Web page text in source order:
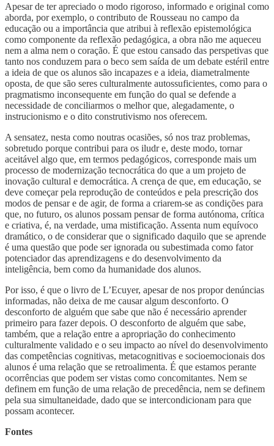
Apesar de ter apreciado o modo rigoroso, informado e original como
aborda, por exemplo, o contributo de Rousseau no campo da
educação ou a importância que atribui à reflexão epistemológica
como componente da reflexão pedagógica, a obra não me aqueceu
nem a alma nem o coração. É que estou cansado das perspetivas que
tanto nos conduzem para o beco sem saída de um debate estéril entre
a ideia de que os alunos são incapazes e a ideia, diametralmente
oposta, de que são seres culturalmente autossuficientes, como para o
pragmatismo inconsequente em função do qual se defende a
necessidade de conciliarmos o melhor que, alegadamente, o
instrucionismo e o dito construtivismo nos oferecem.
A sensatez, nesta como noutras ocasiões, só nos traz problemas,
sobretudo porque contribui para os iludr e, deste modo, tornar
aceitável algo que, em termos pedagógicos, corresponde mais um
processo de modernização tecnocrática do que a um projeto de
inovação cultural e democrática. A crença de que, em educação, se
deve começar pela reprodução de conteúdos e pela prescrição dos
modos de pensar e de agir, de forma a criarem-se as condições para
que, no futuro, os alunos possam pensar de forma autónoma, crítica
e criativa, é, na verdade, uma mistificação. Assenta num equívoco
dramático, o de considerar que o significado daquilo que se aprende
é uma questão que pode ser ignorada ou subestimada como fator
potenciador das aprendizagens e do desenvolvimento da
inteligência, bem como da humanidade dos alunos.
Por isso, é que o livro de L’Ecuyer, apesar de nos propor denúncias
informadas, não deixa de me causar algum desconforto. O
desconforto de alguém que sabe que não é necessário aprender
primeiro para fazer depois. O desconforto de alguém que sabe,
também, que a relação entre a apropriação do conhecimento
culturalmente validado e o seu impacto ao nível do desenvolvimento
das competências cognitivas, metacognitivas e socioemocionais dos
alunos é uma relação que se retroalimenta. É que estamos perante
ocorrências que podem ser vistas como concomitantes. Nem se
definem em função de uma relação de precedência, nem se definem
pela sua simultaneidade, dado que se intercondicionam para que
possam acontecer.
Fontes